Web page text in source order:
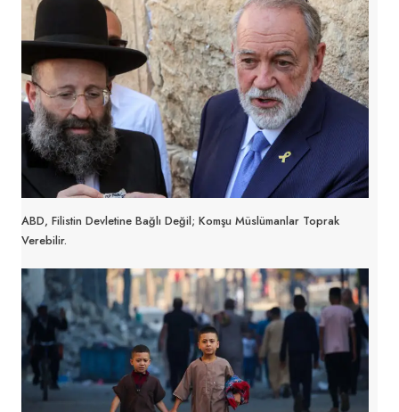
ABD, Filistin Devletine Bağlı Değil; Komşu Müslümanlar Toprak
Verebilir.